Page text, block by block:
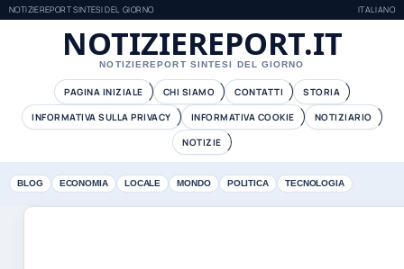
NOTIZIEREPORT SINTESI DEL GIORNO ITALIANO
NOTIZIEREPORT.IT
NOTIZIEREPORT SINTESI DEL GIORNO
PAGINA INIZIALE CHI SIAMO CONTATTI
STORIA
INFORMATIVA SULLA PRIVACY
INFORMATIVA COOKIE
NOTIZIARIO
NOTIZIE
BLOG ECONOMIA LOCALE MONDO POLITICA TECNOLOGIA